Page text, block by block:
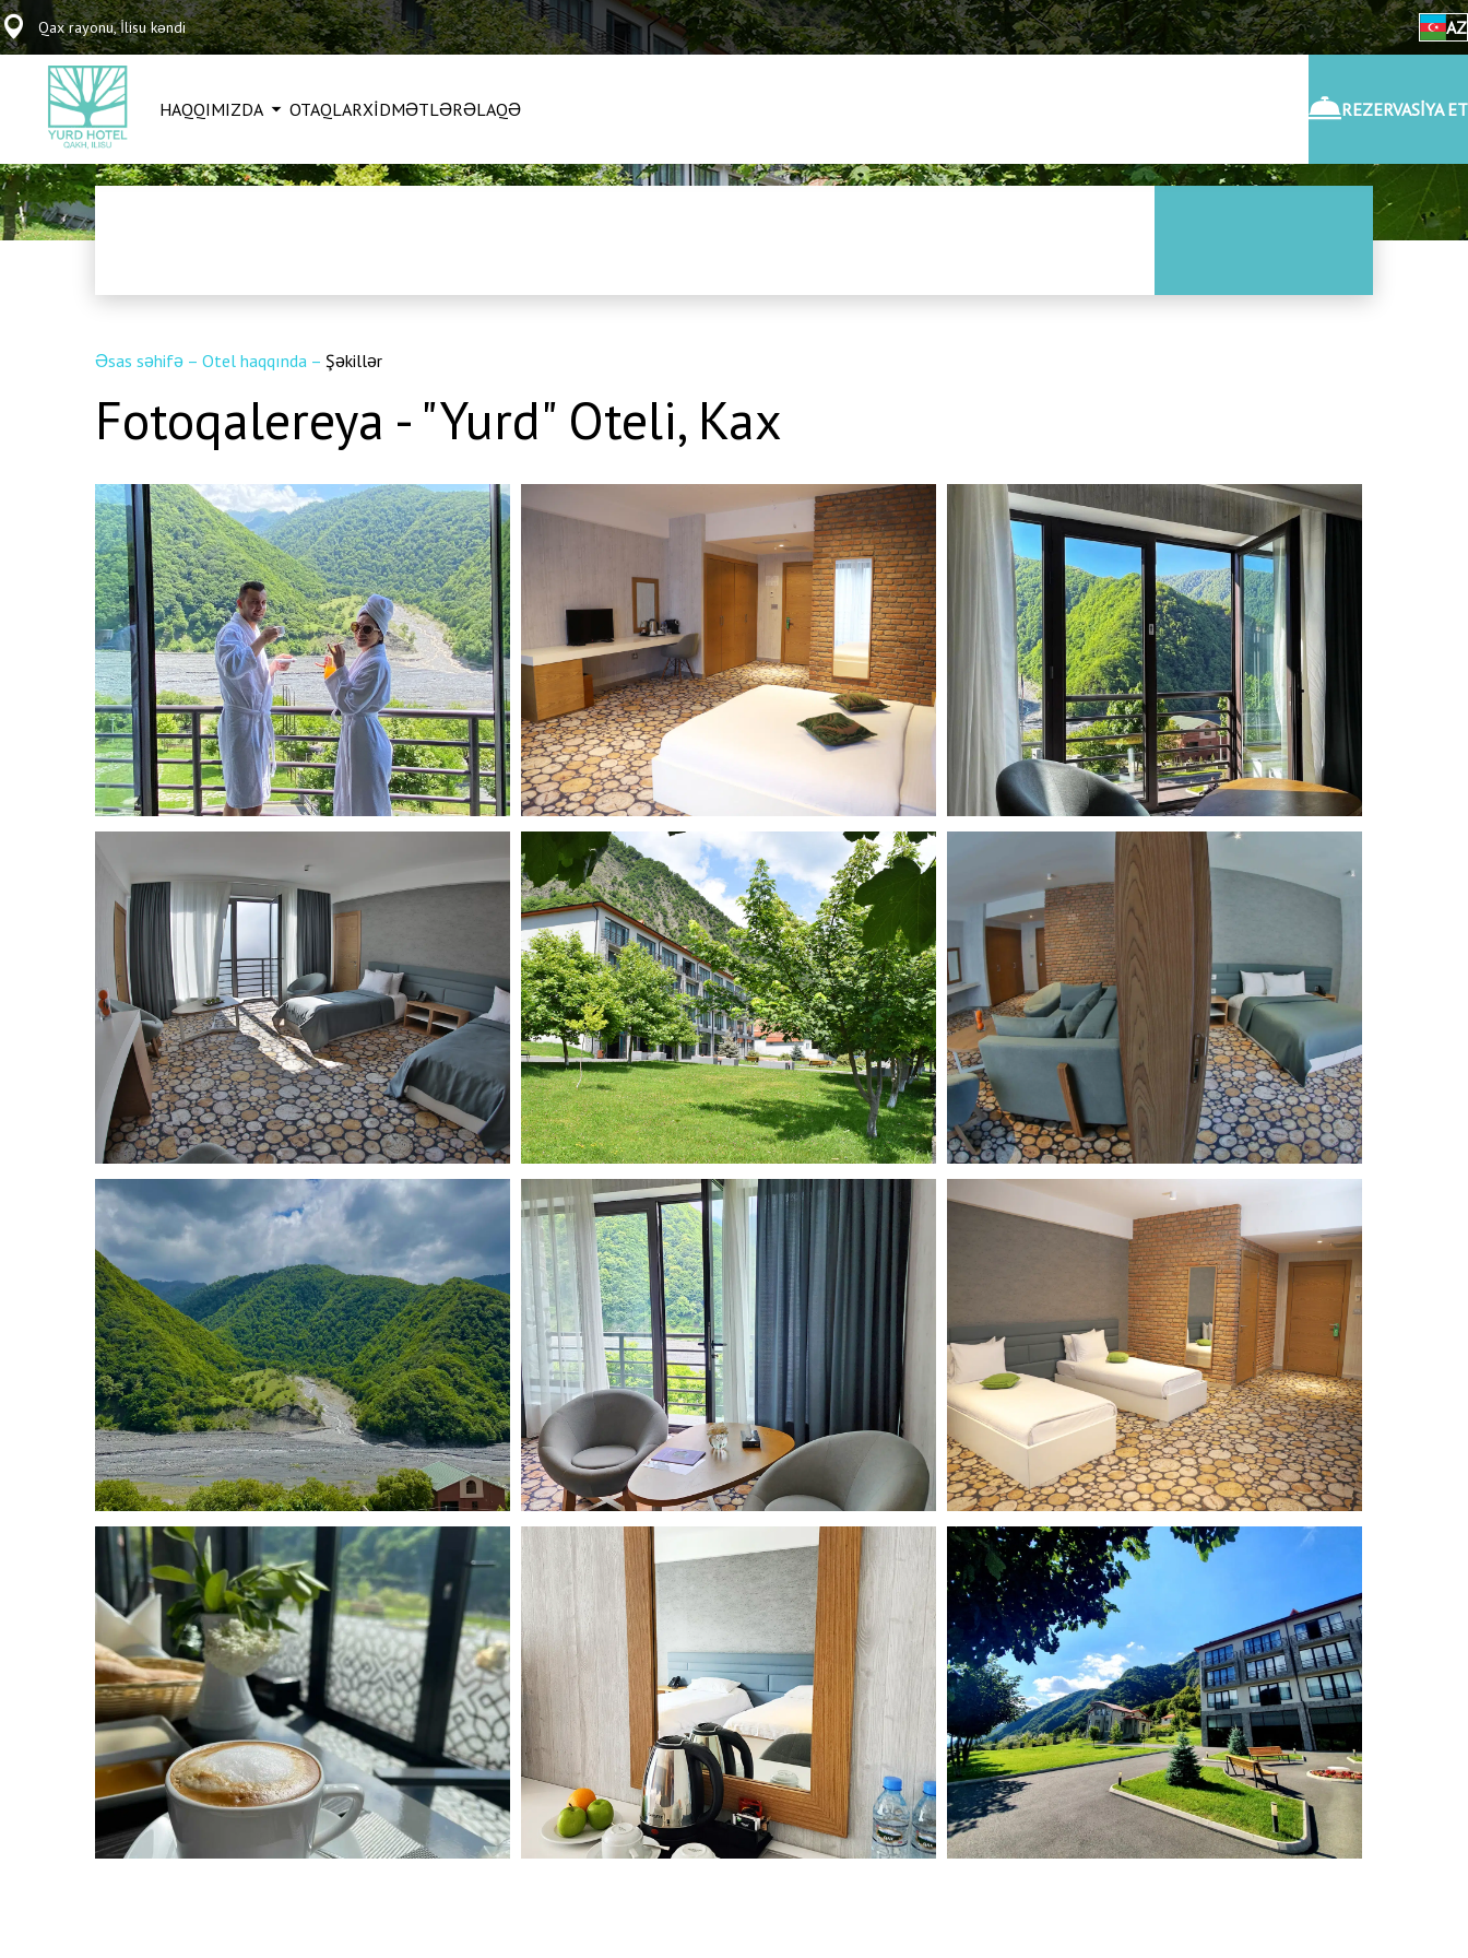
Qax rayonu, İlisu kəndi AZ
HAQQIMIZDA OTAQLARXİDMƏTLƏRƏLAQƏ REZERVASİYA ET
Əsas səhifə – Otel haqqında – Şəkillər
Fotoqalereya - "Yurd" Oteli, Kax